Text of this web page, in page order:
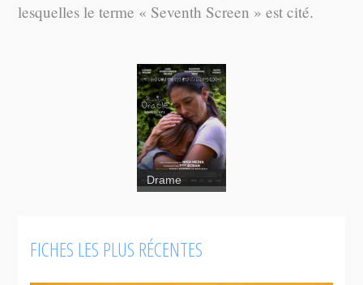
lesquelles le terme « Seventh Screen » est cité.
Drame
FICHES LES PLUS RÉCENTES